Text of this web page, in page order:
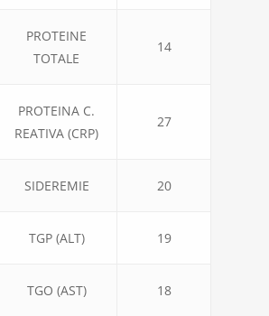
PROTEINE
TOTALE
14
PROTEINA C.
REATIVA (CRP)
27
SIDEREMIE 20
TGP (ALT) 19
TGO (AST) 18